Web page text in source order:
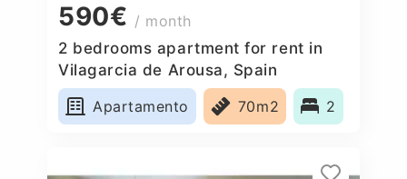
590€ / month
2 bedrooms apartment for rent in
Vilagarcia de Arousa, Spain
Apartamento
70m2 2